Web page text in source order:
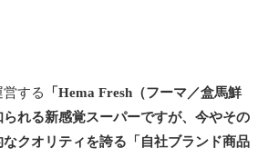
する
「Hema Fresh（フーマ／盒馬鮮
れる新感覚スーパーですが、今やその
クオリティを誇る「自社ブランド商品